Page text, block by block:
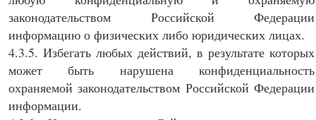
законодательством Российской Федерации
информацию о физических либо юридических лицах.
4.3.5. Избегать любых действий, в результате которых
может быть нарушена конфиденциальность
охраняемой законодательством Российской Федерации
информации.